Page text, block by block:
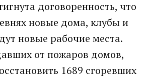
договоренность, что
новые дома, клубы и
новые рабочие места.
от пожаров домов,
1689 сгоревших